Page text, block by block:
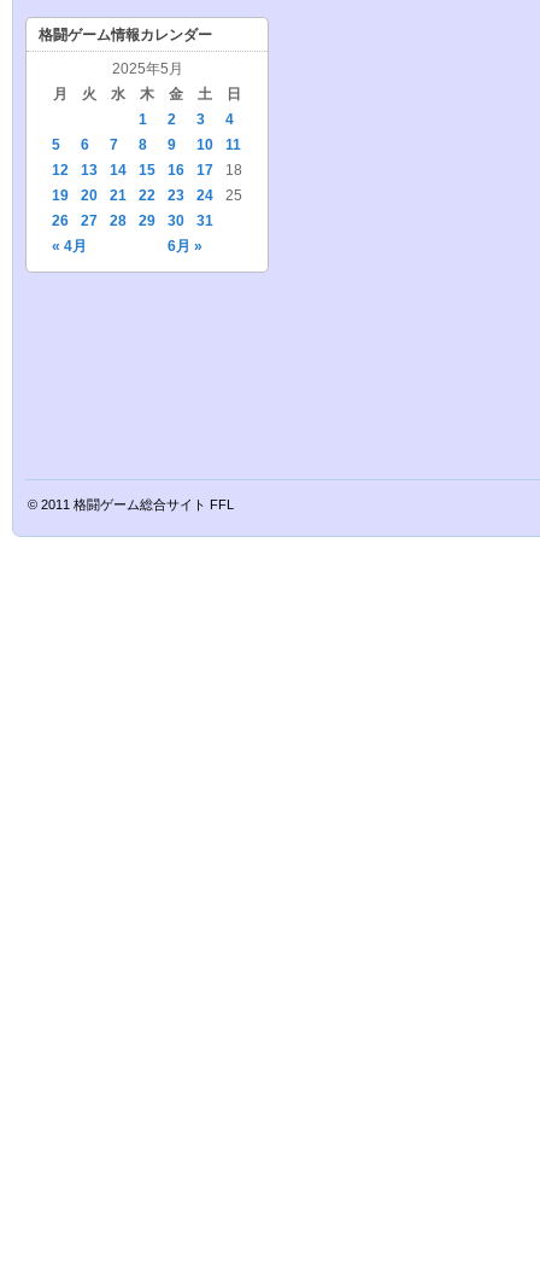
格闘ゲーム情報カレンダー
2025年5月
月
火 水 木 金 土 日
« 4月 6月 »
1 2 3
4
5
6 7 8 9 10
11
12
13 14 15 16 17
18
19
20 21 22 23 24
25
26
27 28 29 30 31
© 2011 格闘ゲーム総合サイト FFL